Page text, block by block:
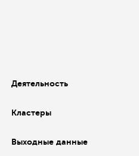
Деятельность
Кластеры
Выходные данные